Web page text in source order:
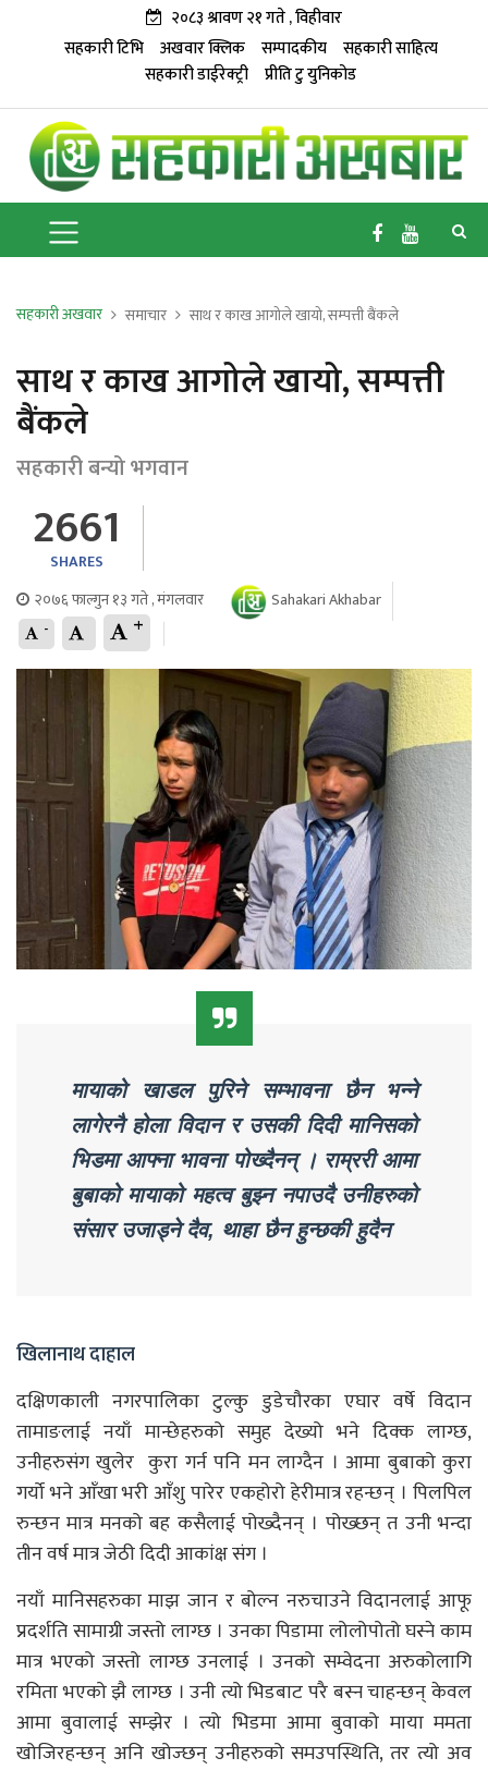
२०८३ श्रावण २१ गते , विहीवार
सहकारी टिभि
अखवार क्लिक सम्पादकीय
सहकारी साहित्य
सहकारी डाईरेक्ट्री प्रीति टु युनिकोड
सहकारी अखवार समाचार साथ र काख आगोले खायो, सम्पत्ती बैंकले
साथ र काख आगोले खायो, सम्पत्ती
बैंकले
सहकारी बन्यो भगवान
2661
SHARES
२०७६ फाल्गुन १३ गते , मंगलवार
Sahakari Akhabar
- +
मायाको खाडल पुरिने सम्भावना छैन भन्ने
लागेरनै होला विदान र उसकी दिदी मानिसको
भिडमा आफ्ना भावना पोख्दैनन् । राम्ररी आमा
बुबाको मायाको महत्व बुझ्न नपाउदै उनीहरुको
संसार उजाड्ने दैव, थाहा छैन हुन्छकी हुदैन
खिलानाथ दाहाल
दक्षिणकाली नगरपालिका टुल्कु डुडेचौरका एघार वर्षे विदान
तामाङलाई नयाँ मान्छेहरुको समुह देख्यो भने दिक्क लाग्छ,
उनीहरुसंग खुलेर कुरा गर्न पनि मन लाग्दैन । आमा बुबाको कुरा
गर्यो भने आँखा भरी आँशु पारेर एकहोरो हेरीमात्र रहन्छन् । पिलपिल
रुन्छन मात्र मनको बह कसैलाई पोख्दैनन् । पोख्छन् त उनी भन्दा
तीन वर्ष मात्र जेठी दिदी आकांक्ष संग ।
नयाँ मानिसहरुका माझ जान र बोल्न नरुचाउने विदानलाई आफू
प्रदर्शति सामाग्री जस्तो लाग्छ । उनका पिडामा लोलोपोतो घस्ने काम
मात्र भएको जस्तो लाग्छ उनलाई । उनको सम्वेदना अरुकोलागि
रमिता भएको झै लाग्छ । उनी त्यो भिडबाट परै बस्न चाहन्छन् केवल
आमा बुवालाई सम्झेर । त्यो भिडमा आमा बुवाको माया ममता
खोजिरहन्छन् अनि खोज्छन् उनीहरुको समउपस्थिति, तर त्यो अव